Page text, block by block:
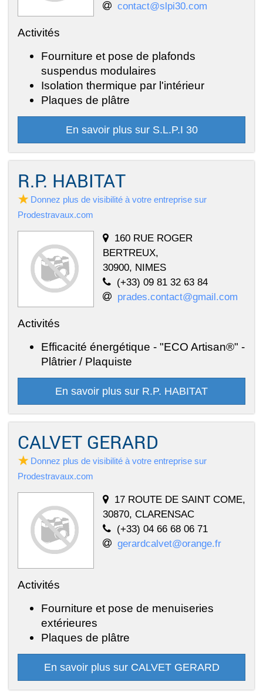
contact@slpi30.com
Activités
Fourniture et pose de plafonds
suspendus modulaires
Isolation thermique par l'intérieur
Plaques de plâtre
En savoir plus sur S.L.P.I 30
R.P. HABITAT
Donnez plus de visibilité à votre entreprise sur
Prodestravaux.com
160 RUE ROGER
BERTREUX,
30900, NIMES
(+33) 09 81 32 63 84
prades.contact@gmail.com
Activités
Efficacité énergétique - "ECO Artisan®" -
Plâtrier / Plaquiste
En savoir plus sur R.P. HABITAT
CALVET GERARD
Donnez plus de visibilité à votre entreprise sur
Prodestravaux.com
17 ROUTE DE SAINT COME,
30870, CLARENSAC
(+33) 04 66 68 06 71
gerardcalvet@orange.fr
Activités
Fourniture et pose de menuiseries
extérieures
Plaques de plâtre
En savoir plus sur CALVET GERARD